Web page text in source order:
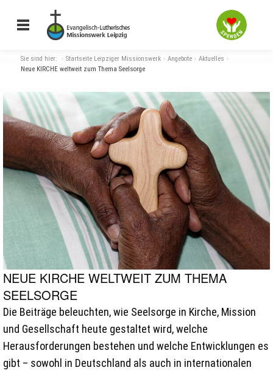
Sie sind hier: Startseite Leipziger Missionswerk Angebote
Aktuelles
Neue KIRCHE weltweit zum Thema Seelsorge
NEUE KIRCHE WELTWEIT ZUM THEMA
SEELSORGE
Die Beiträge beleuchten, wie Seelsorge in Kirche, Mission
und Gesellschaft heute gestaltet wird, welche
Herausforderungen bestehen und welche Entwicklungen es
gibt – sowohl in Deutschland als auch in internationalen